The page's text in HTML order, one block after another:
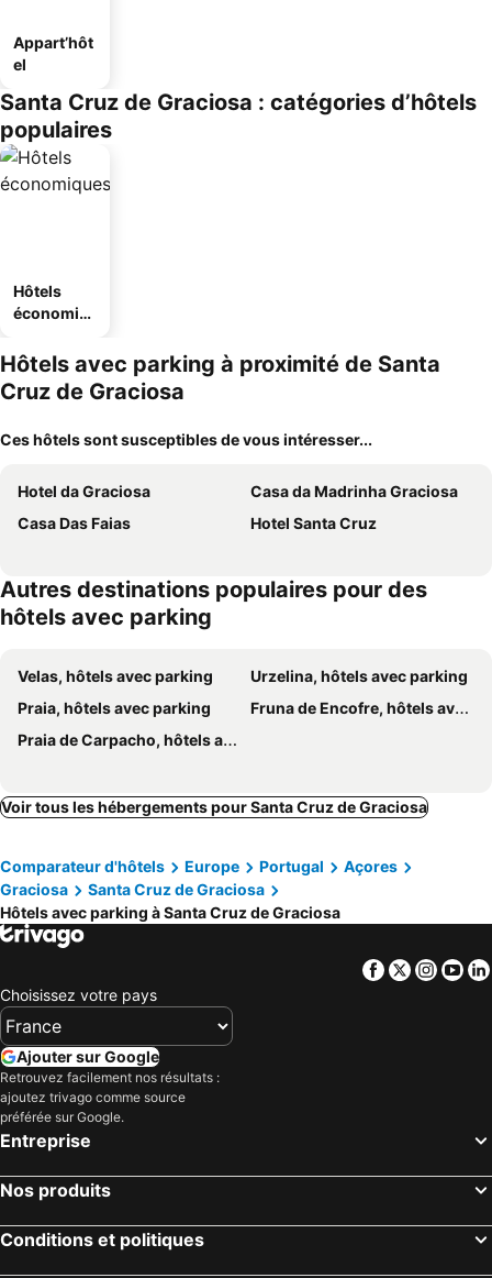
Appart’hôt
el
Santa Cruz de Graciosa : catégories d’hôtels
populaires
Hôtels
économiq
Hôtels avec parking à proximité de Santa
Cruz de Graciosa
Ces hôtels sont susceptibles de vous intéresser...
Hotel da Graciosa
Casa da Madrinha Graciosa
Casa Das Faias
Hotel Santa Cruz
Autres destinations populaires pour des
hôtels avec parking
Velas, hôtels avec parking
Urzelina, hôtels avec parking
Praia, hôtels avec parking
Fruna de Encofre, hôtels avec parking
Praia de Carpacho, hôtels avec parking
Voir tous les hébergements pour Santa Cruz de Graciosa
Comparateur d'hôtels Europe Portugal
Açores
Graciosa
Santa Cruz de Graciosa
Hôtels avec parking à Santa Cruz de Graciosa
Facebook
Twitter
Choisissez votre pays
Ajouter sur Google
Retrouvez facilement nos résultats :
ajoutez trivago comme source
préférée sur Google.
Entreprise
Nos produits
Conditions et politiques